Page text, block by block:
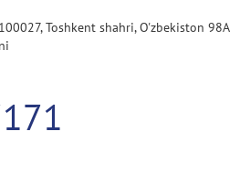
Toshkent shahri, O'zbekiston 98A